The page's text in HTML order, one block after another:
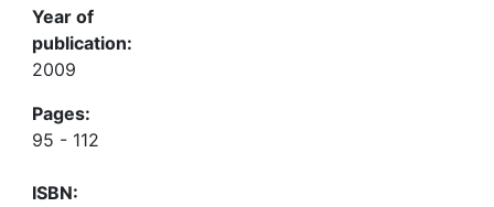
Year of
publication:
2009
Pages:
95 - 112
ISBN: